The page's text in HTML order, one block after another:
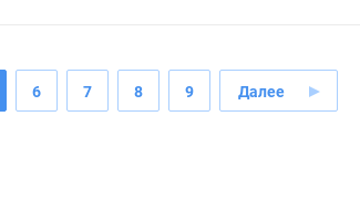
6 7 8 9 Далее